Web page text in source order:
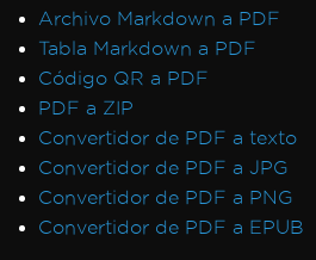
Archivo Markdown a PDF
Tabla Markdown a PDF
Código QR a PDF
PDF a ZIP
Convertidor de PDF a texto
Convertidor de PDF a JPG
Convertidor de PDF a PNG
Convertidor de PDF a EPUB